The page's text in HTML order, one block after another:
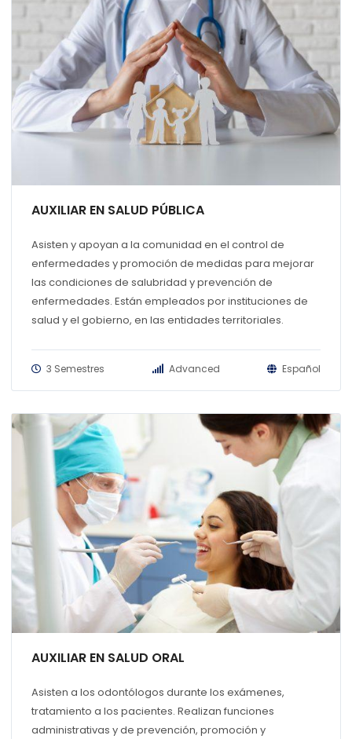
AUXILIAR EN SALUD PÚBLICA
Asisten y apoyan a la comunidad en el control de
enfermedades y promoción de medidas para mejorar
las condiciones de salubridad y prevención de
enfermedades. Están empleados por instituciones de
salud y el gobierno, en las entidades territoriales.
3 Semestres Advanced Español
AUXILIAR EN SALUD ORAL
Asisten a los odontólogos durante los exámenes,
tratamiento a los pacientes. Realizan funciones
administrativas y de prevención, promoción y